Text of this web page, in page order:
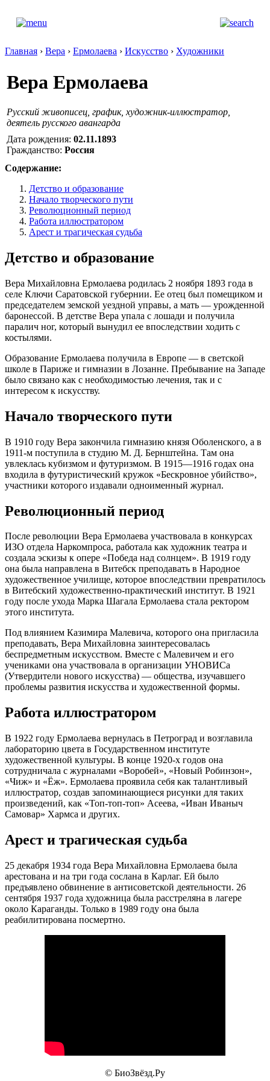
Главная › Вера › Ермолаева › Искусство › Художники
Вера Ермолаева
Русский живописец, график, художник-иллюстратор,
деятель русского авангарда
Дата рождения: 02.11.1893
Гражданство: Россия
Содержание:
Детство и образование
Начало творческого пути
Революционный период
Работа иллюстратором
Арест и трагическая судьба
Детство и образование
Вера Михайловна Ермолаева родилась 2 ноября 1893 года в
селе Ключи Саратовской губернии. Ее отец был помещиком и
председателем земской уездной управы, а мать — урожденной
баронессой. В детстве Вера упала с лошади и получила
паралич ног, который вынудил ее впоследствии ходить с
костылями.
Образование Ермолаева получила в Европе — в светской
школе в Париже и гимназии в Лозанне. Пребывание на Западе
было связано как с необходимостью лечения, так и с
интересом к искусству.
Начало творческого пути
В 1910 году Вера закончила гимназию князя Оболенского, а в
1911-м поступила в студию М. Д. Бернштейна. Там она
увлеклась кубизмом и футуризмом. В 1915—1916 годах она
входила в футуристический кружок «Бескровное убийство»,
участники которого издавали одноименный журнал.
Революционный период
После революции Вера Ермолаева участвовала в конкурсах
ИЗО отдела Наркомпроса, работала как художник театра и
создала эскизы к опере «Победа над солнцем». В 1919 году
она была направлена в Витебск преподавать в Народное
художественное училище, которое впоследствии превратилось
в Витебский художественно-практический институт. В 1921
году после ухода Марка Шагала Ермолаева стала ректором
этого института.
Под влиянием Казимира Малевича, которого она пригласила
преподавать, Вера Михайловна заинтересовалась
беспредметным искусством. Вместе с Малевичем и его
учениками она участвовала в организации УНОВИСа
(Утвердители нового искусства) — общества, изучавшего
проблемы развития искусства и художественной формы.
Работа иллюстратором
В 1922 году Ермолаева вернулась в Петроград и возглавила
лабораторию цвета в Государственном институте
художественной культуры. В конце 1920-х годов она
сотрудничала с журналами «Воробей», «Новый Робинзон»,
«Чиж» и «Ёж». Ермолаева проявила себя как талантливый
иллюстратор, создав запоминающиеся рисунки для таких
произведений, как «Топ-топ-топ» Асеева, «Иван Иваныч
Самовар» Хармса и других.
Арест и трагическая судьба
25 декабря 1934 года Вера Михайловна Ермолаева была
арестована и на три года сослана в Карлаг. Ей было
предъявлено обвинение в антисоветской деятельности. 26
сентября 1937 года художница была расстреляна в лагере
около Караганды. Только в 1989 году она была
реабилитирована посмертно.
© БиоЗвёзд.Ру